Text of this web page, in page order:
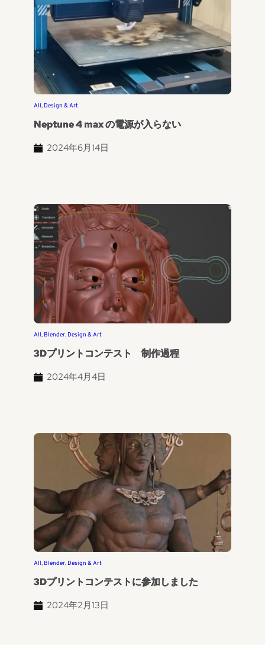
All, Design & Art
Neptune 4 max の電源が入らない
2024年6月14日
All, Blender, Design & Art
3Dプリントコンテスト 制作過程
2024年4月4日
All, Blender, Design & Art
3Dプリントコンテストに参加しました
2024年2月13日